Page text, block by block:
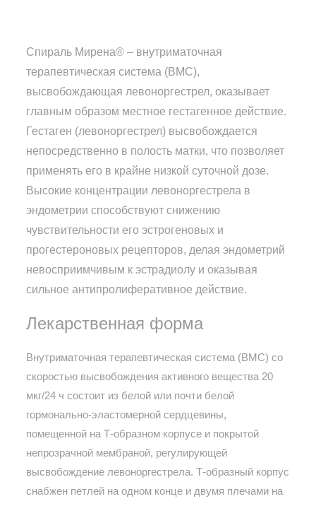
Спираль Мирена® – внутриматочная
терапевтическая система (ВМС),
высвобождающая левоноргестрел, оказывает
главным образом местное гестагенное действие.
Гестаген (левоноргестрел) высвобождается
непосредственно в полость матки, что позволяет
применять его в крайне низкой суточной дозе.
Высокие концентрации левоноргестрела в
эндометрии способствуют снижению
чувствительности его эстрогеновых и
прогестероновых рецепторов, делая эндометрий
невосприимчивым к эстрадиолу и оказывая
сильное антипролиферативное действие.
Лекарственная форма
Внутриматочная терапевтическая система (ВМС) со
скоростью высвобождения активного вещества 20
мкг/24 ч состоит из белой или почти белой
гормонально-эластомерной сердцевины,
помещенной на Т-образном корпусе и покрытой
непрозрачной мембраной, регулирующей
высвобождение левоноргестрела. Т-образный корпус
снабжен петлей на одном конце и двумя плечами на